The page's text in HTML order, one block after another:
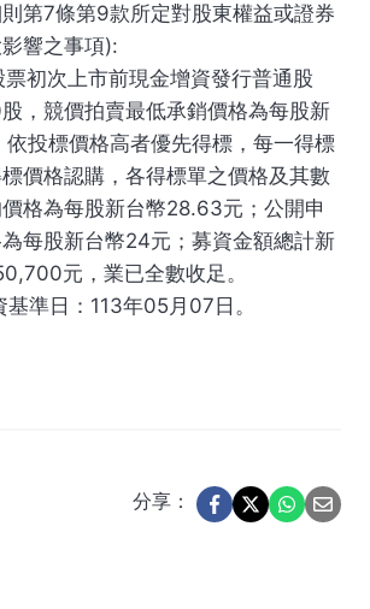
第7條第9款所定對股東權益或證券
響之事項):
票初次上市前現金增資發行普通股
，競價拍賣最低承銷價格為每股新
投標價格高者優先得標，每一得標
價格認購，各得標單之價格及其數
格為每股新台幣28.63元；公開申
每股新台幣24元；募資金額總計新
元，業已全數收足。
準日：113年05月07日。
分享：